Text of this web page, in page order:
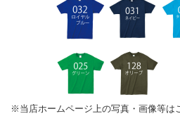
※当店ホームページ上の写真・画像等は